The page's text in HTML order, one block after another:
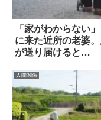
「家がわからない
に来た近所の老婆
が送り届けると…
人間関係